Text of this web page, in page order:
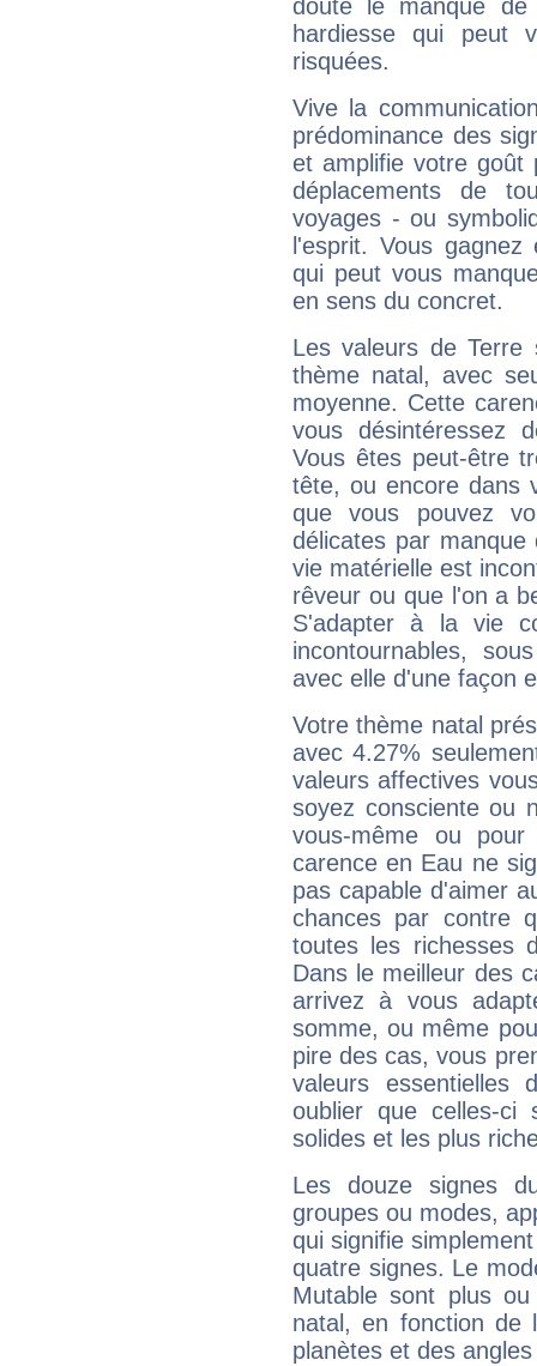
doute le manque
hardiesse qui peut
risquées.
Vive la
prédominance des
et amplifie votre goût
déplacements de
voyages - ou
l'esprit. Vous
qui peut vous
en sens du concret.
Les valeurs de Terre
thème natal, avec
moyenne. Cette
vous désintéressez
Vous êtes peut-être
tête, ou encore dans
que vous pouvez
délicates par
vie matérielle est
rêveur ou que l'on a
S'adapter à la vie
incontournables,
avec elle d'une façon
Votre thème natal
avec 4.27%
valeurs affectives
soyez consciente ou
vous-même ou
carence en Eau ne
pas capable d'aimer
chances par contre
toutes les richesses
Dans le meilleur des
arrivez à vous
somme, ou même
pire des cas, vous
valeurs
oublier que celles-
solides et les plus
Les douze signes
groupes ou modes,
qui signifie
quatre signes. Le
Mutable sont plus
natal, en fonction de
planètes et des